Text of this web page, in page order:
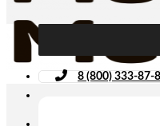
8 (800) 333-87-